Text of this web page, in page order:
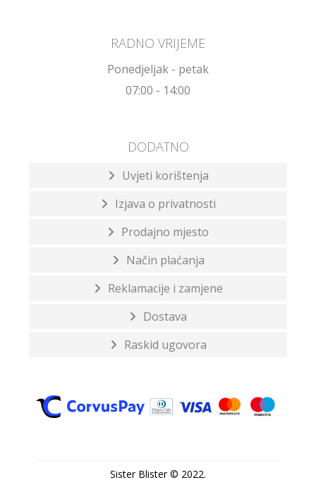
RADNO VRIJEME
Ponedjeljak - petak
07:00 - 14:00
DODATNO
Uvjeti korištenja
Izjava o privatnosti
Prodajno mjesto
Način plaćanja
Reklamacije i zamjene
Dostava
Raskid ugovora
Sister Blister © 2022.